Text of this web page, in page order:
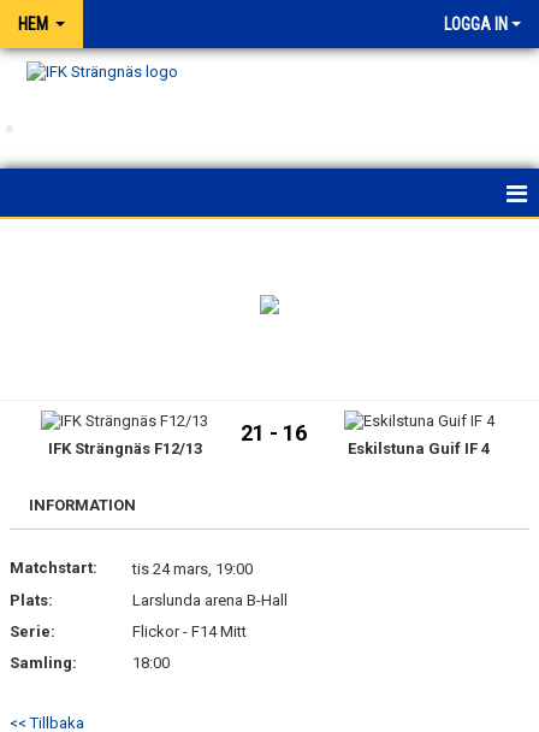
HEM LOGGA IN
.
MATCHER
BLI MEDLEM
IFK CENTRALORGANISATION
IFK Strängnäs F12/13
21 - 16
Eskilstuna Guif IF 4
INFORMATION
Matchstart:
tis 24 mars, 19:00
Plats:
Larslunda arena B-Hall
Serie:
Flickor - F14 Mitt
Samling:
18:00
<< Tillbaka